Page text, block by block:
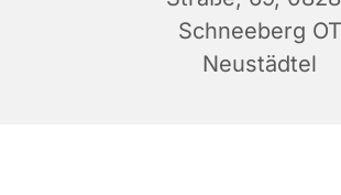
Schneeberg OT
Neustädtel